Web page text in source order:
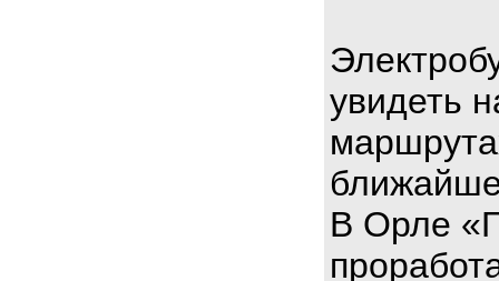
увидеть
В Орле